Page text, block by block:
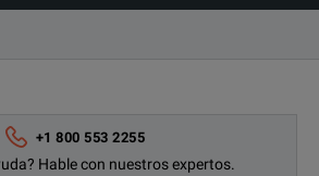
+1 800 553 2255
Hable con nuestros expertos.